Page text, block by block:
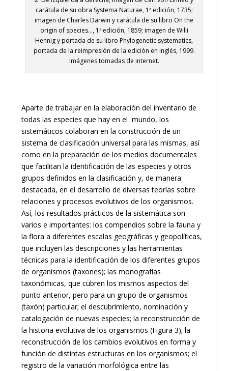
carátula de su obra Systema Naturae, 1ª edición, 1735;
imagen de Charles Darwin y carátula de su libro On the
origin of species…, 1ª edición, 1859; imagen de Willi
Hennig y portada de su libro Phylogenetic systematics,
portada de la reimpresión de la edición en inglés, 1999.
Imágenes tomadas de internet.
Aparte de trabajar en la elaboración del inventario de
todas las especies que hay en el mundo, los
sistemáticos colaboran en la construcción de un
sistema de clasificación universal para las mismas, así
como en la preparación de los medios documentales
que facilitan la identificación de las especies y otros
grupos definidos en la clasificación y, de manera
destacada, en el desarrollo de diversas teorías sobre
relaciones y procesos evolutivos de los organismos.
Así, los resultados prácticos de la sistemática son
varios e importantes: los compendios sobre la fauna y
la flora a diferentes escalas geográficas y geopolíticas,
que incluyen las descripciones y las herramientas
técnicas para la identificación de los diferentes grupos
de organismos (taxones); las monografías
taxonómicas, que cubren los mismos aspectos del
punto anterior, pero para un grupo de organismos
(taxón) particular; el descubrimiento, nominación y
catalogación de nuevas especies; la reconstrucción de
la historia evolutiva de los organismos (Figura 3); la
reconstrucción de los cambios evolutivos en forma y
función de distintas estructuras en los organismos; el
registro de la variación morfológica entre las